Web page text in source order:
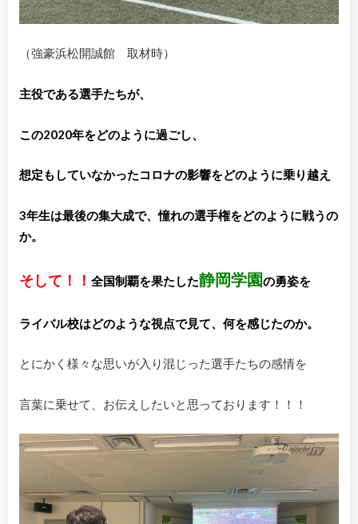
（強豪浜松開誠館 取材時）
主役である選手たちが、
この2020年をどのように過ごし、
想定もしていなかったコロナの影響をどのように乗り越え
3年生は最後の集大成で、憧れの選手権をどのように戦うの
か。
そして！！ 全国制覇を果たした静岡学園の勇姿を
ライバル校はどのような視点で見て、何を感じたのか。
とにかく様々な思いが入り混じった選手たちの感情を
言葉に乗せて、お伝えしたいと思っております！！！